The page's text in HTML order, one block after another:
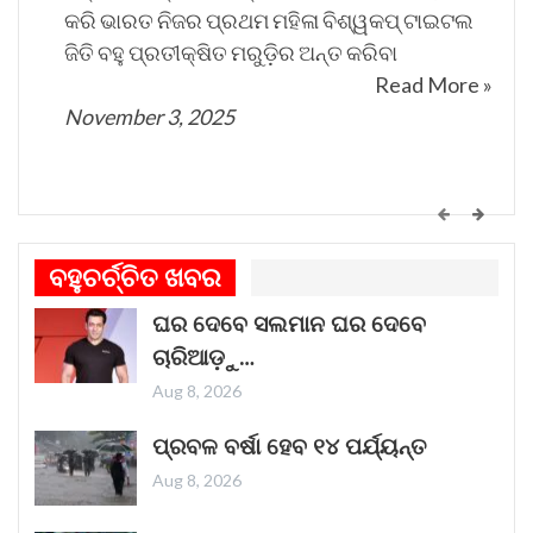
କରି ଭାରତ ନିଜର ପ୍ରଥମ ମହିଳା ବିଶ୍ୱକପ୍ ଟାଇଟଲ
ଜିତି ବହୁ ପ୍ରତୀକ୍ଷିତ ମରୁଡ଼ିର ଅନ୍ତ କରିବା
Read More »
November 3, 2025
କେମିତି ଚାଲିଛି କଟକ ଐତିହାସିକ ବାଲିଯାତ୍ରା ପ୍ରସ୍ତୁତି
ଗୀତଟି କାନରେ ପଡ଼ିଲେ, ଆଖି ଆଗରେ ନାଚିଯାଏ
ଓଡ଼ିଶାର ନୌବାଣିଜ୍ୟ ପରମ୍ପରା । ଓଡ଼ିଶାର ପ୍ରାଚୀନ
ନାମ କଳିଙ୍ଗ । ପ୍ରାଚୀନ କଳିଙ୍ଗକୁ ସମୃଦ୍ଧ କରିଥିଲା
ନୌବାଣିଜ୍ୟ
November 1, 2025
ବହୁଚର୍ଚ୍ଚିତ ଖବର
ଘର ଦେବେ ସଲମାନ ଘର ଦେବେ
ଚାରିଆଡ଼ୁ…
Aug 8, 2026
ପ୍ରବଳ ବର୍ଷା ହେବ ୧୪ ପର୍ଯ୍ୟନ୍ତ
Aug 8, 2026